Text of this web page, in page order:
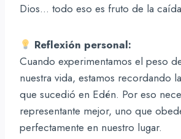
Dios… todo eso es fruto de la
Reflexión personal:
Cuando experimentamos el peso
nuestra vida, estamos recordando
que sucedió en Edén. Por eso
representante mejor, uno que
perfectamente en nuestro lugar.